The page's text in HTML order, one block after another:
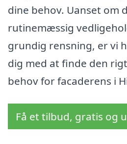
dine behov. Uanset om
rutinemæssig
grundig rensning, er vi
dig med at finde den
behov for facaderens i
Få et tilbud, gratis og